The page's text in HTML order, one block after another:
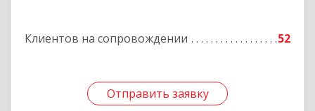
Клиентов на сопровождении 52
Отправить заявку
Отправить заявку